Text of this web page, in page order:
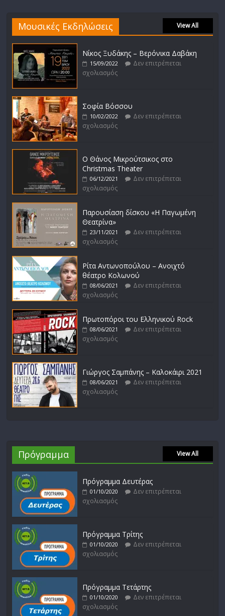
Μουσικές Εκδηλώσεις View All
Νίκος Ξυδάκης – Βερόνικα Δαβάκη
15/09/2022
Δεν επιτρέπεται
σχολιασμός
Σοφία Βόσσου
10/02/2022
Δεν επιτρέπεται
σχολιασμός
Ο Θάνος Μικρούτσικος στο
Christmas Theater
06/12/2021
Δεν επιτρέπεται
σχολιασμός
Παρουσίαση δίσκου «Η Παγωμένη
Θεατρίνα»
23/11/2021
Δεν επιτρέπεται
σχολιασμός
Ρίτα Αντωνοπούλου – Ανοιχτό
θέατρο Κολωνού
08/06/2021
Δεν επιτρέπεται
σχολιασμός
Πρωτοπόροι του Ελληνικού Rock
08/06/2021
Δεν επιτρέπεται
σχολιασμός
Γιώργος Σαμπάνης – Καλοκάιρι 2021
08/06/2021
Δεν επιτρέπεται
σχολιασμός
Πρόγραμμα View All
Πρόγραμμα Δευτέρας
01/10/2020
Δεν επιτρέπεται
σχολιασμός
Πρόγραμμα Τρίτης
01/10/2020
Δεν επιτρέπεται
σχολιασμός
Πρόγραμμα Τετάρτης
01/10/2020
Δεν επιτρέπεται
σχολιασμός